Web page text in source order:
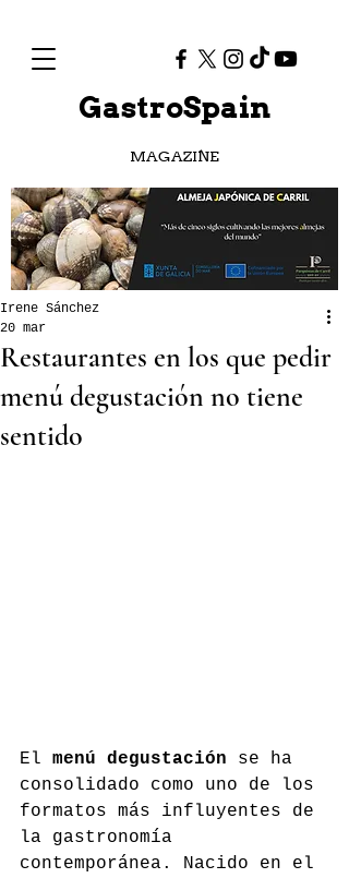
GastroSpain
MAGAZINE
Restaurantes en los que pedir
menú degustación no tiene
sentido
Irene Sánchez
20 mar
El menú degustación se ha
consolidado como uno de los
formatos más influyentes de
la gastronomía
contemporánea. Nacido en el